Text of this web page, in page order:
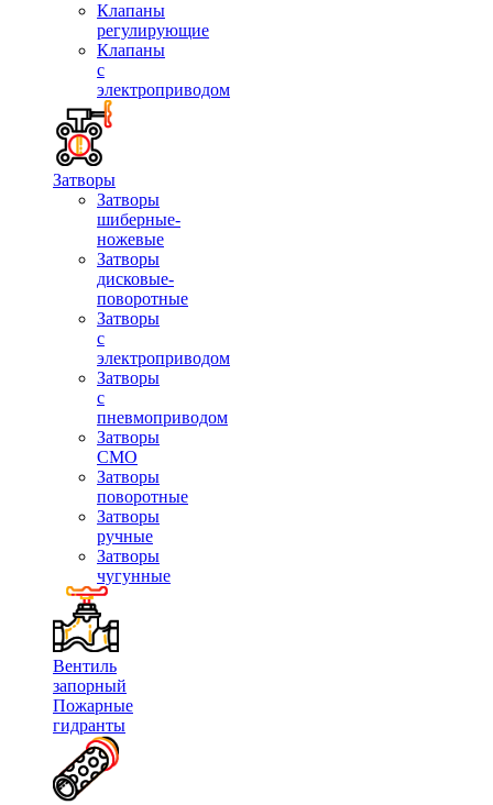
Клапаны
регулирующие
Клапаны
с
электроприводом
Затворы
Затворы
шиберные-
ножевые
Затворы
дисковые-
поворотные
Затворы
с
электроприводом
Затворы
с
пневмоприводом
Затворы
СМО
Затворы
поворотные
Затворы
ручные
Затворы
чугунные
Вентиль
запорный
Пожарные
гидранты